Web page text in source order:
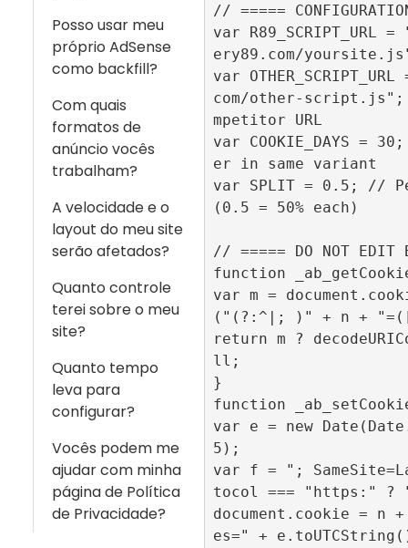
Posso usar meu
próprio AdSense
como backfill?
Com quais
formatos de
anúncio vocês
trabalham?
A velocidade e o
layout do meu site
serão afetados?
Quanto controle
terei sobre o meu
site?
Quanto tempo
leva para
configurar?
Vocês podem me
ajudar com minha
página de Política
de Privacidade?
// =====
var
ery89.com/
var
com/other-
mpetitor URL
var COOKIE_DAYS =
er in same variant
var SPLIT = 0.5; //
(0.5 = 50% each)
// ===== DO NOT EDIT
function
var m =
("(?:^|; )" + n +
return m ?
ll;
}
function
var e = new
5);
var f = ";
tocol === "https:"
document.cookie =
es=" +